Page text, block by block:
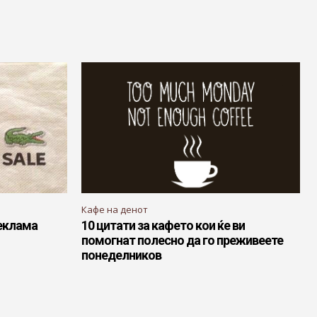
Кафе на денот
10 цитати за кафето кои ќе ви
помогнат полесно да го преживеете
понеделников